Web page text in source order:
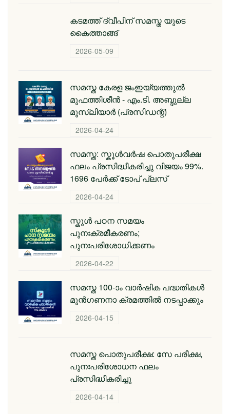
കടമത്ത് ദ്വീപിന് സമസ്ത യുടെ
കൈത്താങ്ങ്
2026-05-09
സമസ്ത കേരള ജംഇയ്യത്തുല്‍
മുഫത്തിശീന്‍ - എം.ടി. അബ്ദുല്ല
മുസ്‌ലിയാര്‍ (പ്രസിഡന്റ്)
2026-04-24
സമസ്ത: സ്കൂള്‍വര്‍ഷ പൊതുപരീക്ഷ
ഫലം പ്രസിദ്ധീകരിച്ചു വിജയം 99%.
1696 പേര്‍ക്ക് ടോപ് പ്ലസ്
2026-04-24
സ്കൂള്‍ പഠന സമയം
പുനഃക്രമീകരണം;
പുനഃപരിശോധിക്കണം
2026-04-22
സമസ്ത 100-ാം വാര്‍ഷിക പദ്ധതികള്‍
മുന്‍ഗണനാ ക്രമത്തില്‍ നടപ്പാക്കും
2026-04-15
സമസ്ത പൊതുപരീക്ഷ: സേ പരീക്ഷ,
പുനഃപരിശോധന ഫലം
പ്രസിദ്ധീകരിച്ചു
2026-04-14